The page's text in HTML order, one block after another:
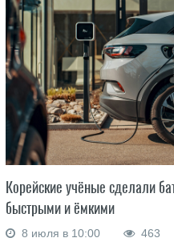
Корейские учёные сделали
быстрыми и ёмкими
8 июля в 10:00 463